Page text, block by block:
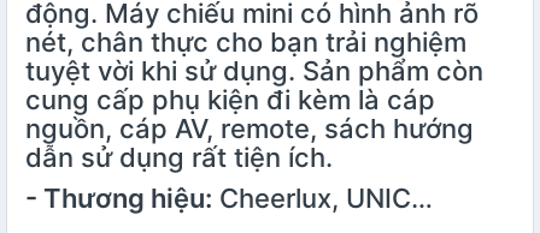
động. Máy chiếu mini có hình ảnh rõ
nét, chân thực cho bạn trải nghiệm
tuyệt vời khi sử dụng. Sản phẩm còn
cung cấp phụ kiện đi kèm là cáp
nguồn, cáp AV, remote, sách hướng
dẫn sử dụng rất tiện ích.
- Thương hiệu: Cheerlux, UNIC…